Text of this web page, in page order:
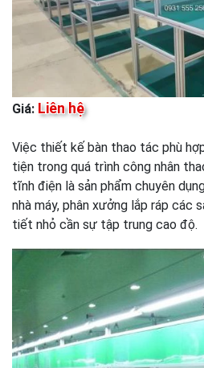
Giá: Liên hệ
Việc thiết kế bàn thao tác phù
tiện trong quá trình công nhân
tĩnh điện là sản phẩm chuyên
nhà máy, phân xưởng lắp ráp các
tiết nhỏ cần sự tập trung cao độ.